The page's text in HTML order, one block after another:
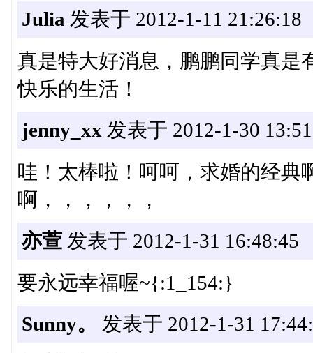
Julia 发表于 2012-1-11 21:26:18
真是特大好消息，鹏鹏同学真是
快乐的生活！
jenny_xx 发表于 2012-1-30
哇！太棒啦！呵呵，求婚的经典
啊，，，，，，
亦萱发表于 2012-1-31 16:48:45
要永远幸福喔~{:1_154:}
Sunny。
发表于 2012-1-31